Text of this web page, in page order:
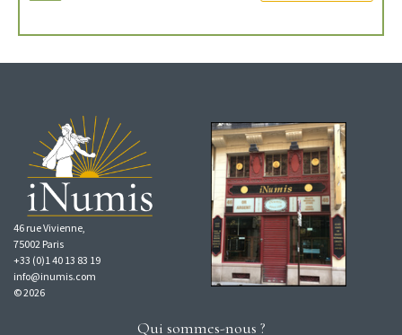
46 rue Vivienne,
75002 Paris
+33 (0)1 40 13 83 19
info@inumis.com
© 2026
Qui sommes-nous ?